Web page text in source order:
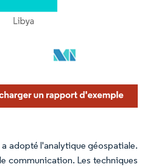
adopté l'analytique géospatiale.
communication. Les techniques